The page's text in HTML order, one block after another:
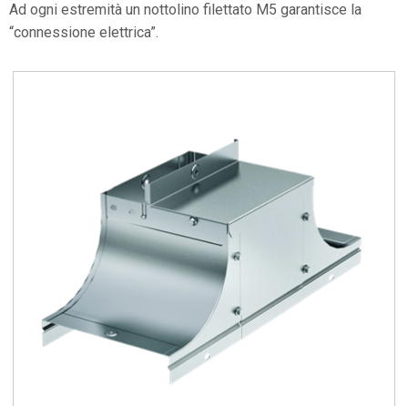
Ad ogni estremità un nottolino filettato M5 garantisce la
“connessione elettrica”.